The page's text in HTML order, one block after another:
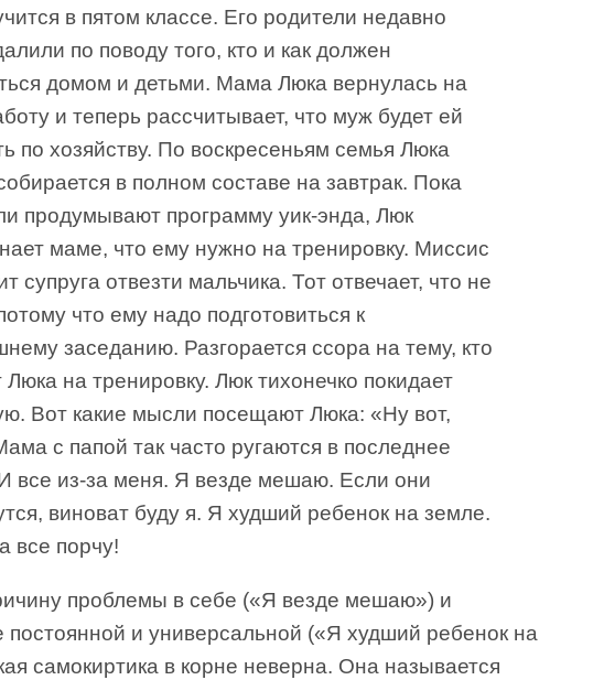
в пятом классе. Его родители недавно
по поводу того, кто и как должен
домом и детьми. Мама Люка вернулась на
и теперь рассчитывает, что муж будет ей
по хозяйству. По воскресеньям семья Люка
в полном составе на завтрак. Пока
продумывают программу уик-энда, Люк
маме, что ему нужно на тренировку. Миссис
супруга отвезти мальчика. Тот отвечает, что не
что ему надо подготовиться к
заседанию. Разгорается ссора на тему, кто
Люка на тренировку. Люк тихонечко покидает
Вот какие мысли посещают Люка: «Ну вот,
с папой так часто ругаются в последнее
все из-за меня. Я везде мешаю. Если они
виноват буду я. Я худший ребенок на земле.
все порчу!
проблемы в себе («Я везде мешаю») и
постоянной и универсальной («Я худший ребенок на
самокиртика в корне неверна. Она называется